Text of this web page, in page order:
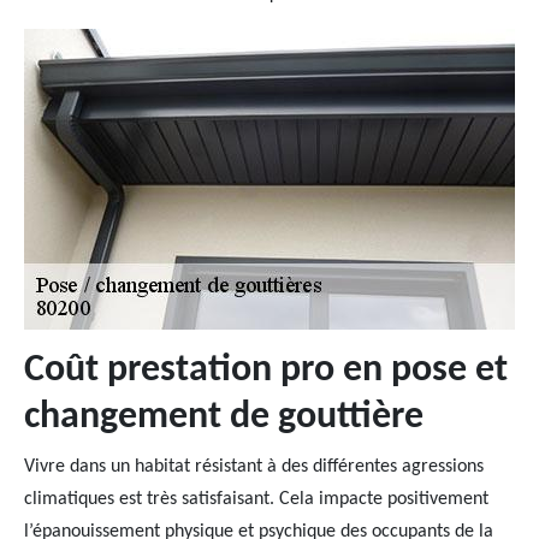
Coût prestation pro en pose et
changement de gouttière
Vivre dans un habitat résistant à des différentes agressions
climatiques est très satisfaisant. Cela impacte positivement
l’épanouissement physique et psychique des occupants de la